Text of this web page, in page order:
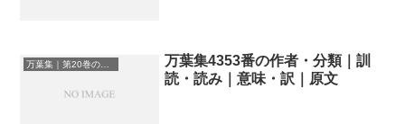
万葉集｜第20巻の和歌一覧
万葉集4353番の作者・分類｜訓
読・読み｜意味・訳｜原文